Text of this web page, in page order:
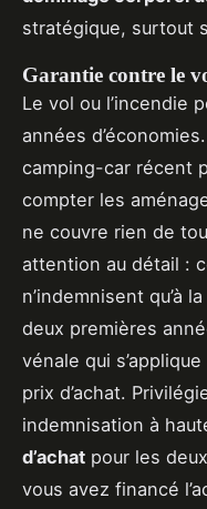
stratégique, surtout
Garantie contre le
Le vol ou l’incendie
années
camping-car récent
compter les
ne couvre rien de
attention au détail :
n’indemnisent qu’à
deux premières
vénale qui
prix d’achat.
indemnisation à
d’achat pour les
vous avez financé